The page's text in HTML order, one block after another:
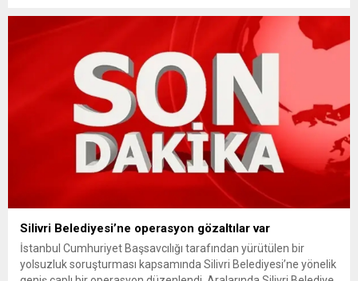
getiriyor. Hazine Müsteşarlığına bağlı ilgili kurumlarca...
Silivri Belediyesi’ne operasyon gözaltılar var
İstanbul Cumhuriyet Başsavcılığı tarafından yürütülen bir
yolsuzluk soruşturması kapsamında Silivri Belediyesi’ne yönelik